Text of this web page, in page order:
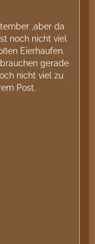
,aber da
noch nicht viel
Eierhaufen.
gerade
nicht viel zu
Post.